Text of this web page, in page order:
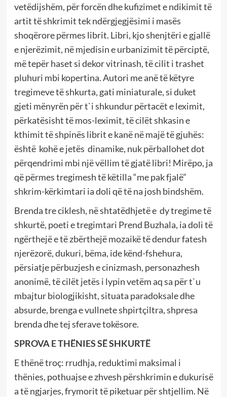
vetëdijshëm, për forcën dhe kufizimet e ndikimit të
artit të shkrimit tek ndërgjegjësimi i masës
shoqërore përmes librit. Libri, kjo shenjtëri e gjallë
e njerëzimit, në mjedisin e urbanizimit të përciptë,
më tepër haset si dekor vitrinash, të cilit i trashet
pluhuri mbi kopertina. Autori me anë të këtyre
tregimeve të shkurta, gati miniaturale, si duket
gjeti mënyrën për t`i shkundur përtacët e leximit,
përkatësisht të mos-leximit, të cilët shkasin e
kthimit të shpinës librit e kanë në majë të gjuhës:
është kohë e jetës dinamike, nuk përballohet dot
përqendrimi mbi një vëllim të gjatë libri! Mirëpo, ja
që përmes tregimesh të këtilla “me pak fjalë”
shkrim-kërkimtari ia doli që të na josh bindshëm.
Brenda tre ciklesh, në shtatëdhjetë e dy tregime të
shkurtë, poeti e tregimtari Prend Buzhala, ia doli të
ngërthejë e të zbërthejë mozaikë të dendur fatesh
njerëzorë, dukuri, bëma, ide kënd-fshehura,
përsiatje përbuzjesh e cinizmash, personazhesh
anonimë, të cilët jetës i lypin vetëm aq sa për t`u
mbajtur biologjikisht, situata paradoksale dhe
absurde, brenga e vullnete shpirtçiltra, shpresa
brenda dhe tej sferave tokësore.
SPROVA E THËNIES SË SHKURTË
E thënë troç: rrudhja, reduktimi maksimal i
thënies, pothuajse e zhvesh përshkrimin e dukurisë
a të ngjarjes, frymorit të piketuar për shtjellim. Në